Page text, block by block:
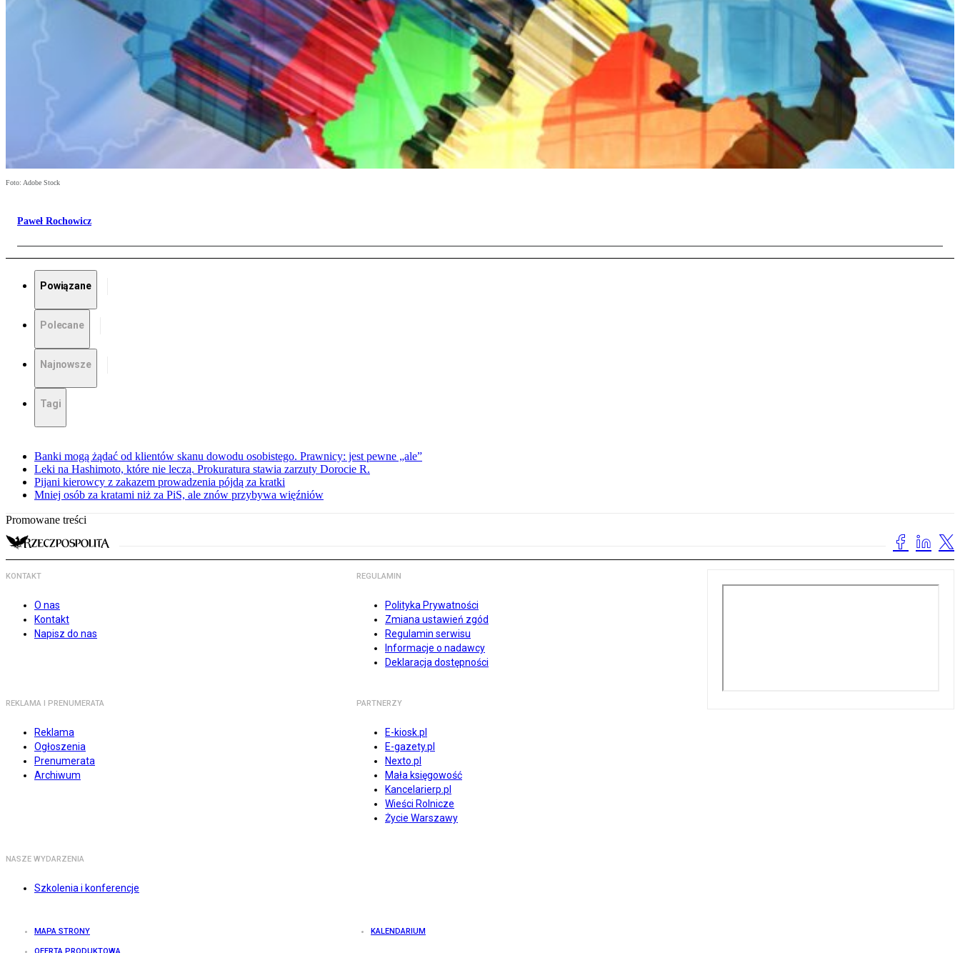
Foto: Adobe Stock
Paweł Rochowicz
Powiązane
Polecane
Najnowsze
Tagi
Banki mogą żądać od klientów skanu dowodu osobistego. Prawnicy: jest pewne „ale”
Leki na Hashimoto, które nie leczą. Prokuratura stawia zarzuty Dorocie R.
Pijani kierowcy z zakazem prowadzenia pójdą za kratki
Mniej osób za kratami niż za PiS, ale znów przybywa więźniów
Promowane treści
KONTAKT
O nas
Kontakt
Napisz do nas
REGULAMIN
Polityka Prywatności
Zmiana ustawień zgód
Regulamin serwisu
Informacje o nadawcy
Deklaracja dostępności
REKLAMA I PRENUMERATA
Reklama
Ogłoszenia
Prenumerata
Archiwum
PARTNERZY
E-kiosk.pl
E-gazety.pl
Nexto.pl
Mała księgowość
Kancelarierp.pl
Wieści Rolnicze
Życie Warszawy
NASZE WYDARZENIA
Szkolenia i konferencje
MAPA STRONY KALENDARIUM